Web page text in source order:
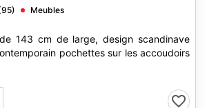
Meubles
143 cm de large, design scandinave
pochettes sur les accoudoirs